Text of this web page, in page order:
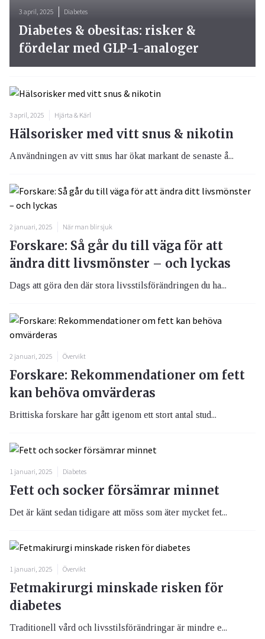
3 april, 2025 Diabetes
Diabetes & obesitas: risker &
fördelar med GLP-1-analoger
3 april, 2025 Hjärta & Kärl
Hälsorisker med vitt snus & nikotin
Användningen av vitt snus har ökat markant de senaste å...
2 januari, 2025 När man blir sjuk
Forskare: Så går du till väga för att
ändra ditt livsmönster – och lyckas
Dags att göra den där stora livsstilsförändringen du ha...
2 januari, 2025 Övervikt
Forskare: Rekommendationer om fett
kan behöva omvärderas
Brittiska forskare har gått igenom ett stort antal stud...
1 januari, 2025 Diabetes
Fett och socker försämrar minnet
Det är känt sedan tidigare att möss som äter mycket fet...
1 januari, 2025 Övervikt
Fetmakirurgi minskade risken för
diabetes
Traditionell vård och livsstilsförändringar är mindre e...